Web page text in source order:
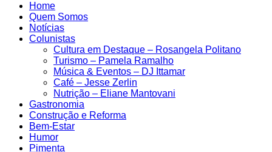
Home
Quem Somos
Notícias
Colunistas
Cultura em Destaque – Rosangela Politano
Turismo – Pamela Ramalho
Música & Eventos – DJ Ittamar
Café – Jesse Zerlin
Nutrição – Eliane Mantovani
Gastronomia
Construção e Reforma
Bem-Estar
Humor
Pimenta